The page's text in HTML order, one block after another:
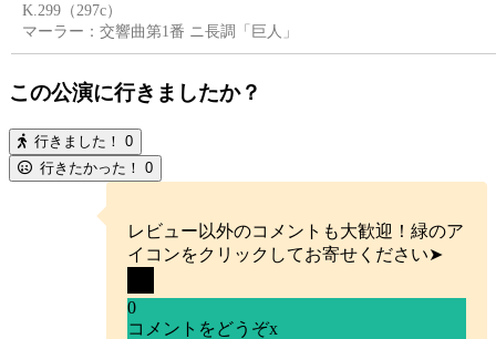
K.299（297c）
マーラー：交響曲第1番 ニ長調「巨人」
この公演に行きましたか？
行きました！ 0
行きたかった！ 0
レビュー以外のコメントも大歓迎！緑のア
イコンをクリックしてお寄せください➤
0
コメントをどうぞx